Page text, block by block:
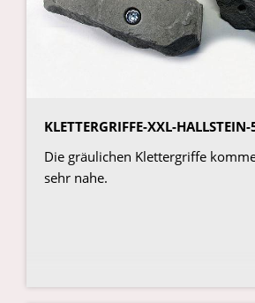
KLETTERGRIFFE-XXL-
Die gräulichen Klettergriffe
sehr nahe.